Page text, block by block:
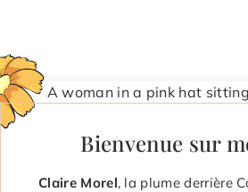
Bienvenue sur
Claire Morel, la plume derrière